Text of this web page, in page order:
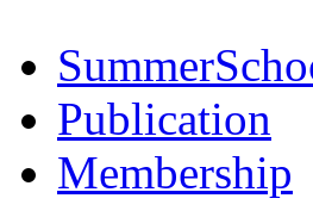
Publication
Membership